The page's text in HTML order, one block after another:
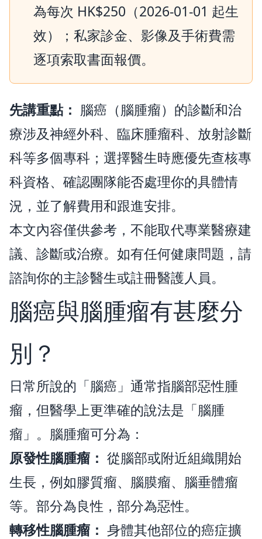
為每次 HK$250（2026-01-01 起生
效）；私家診金、影像及手術費需
逐項索取書面報價。
先講重點： 腦癌（腦腫瘤）的診斷和治
療涉及神經外科、臨床腫瘤科、放射診斷
科等多個專科；選擇醫生時應優先查核專
科資格、確認團隊能否處理你的具體情
況，並了解費用和跟進安排。
本文內容僅供參考，不能取代專業醫療建
議、診斷或治療。如有任何健康問題，請
諮詢你的主診醫生或註冊醫護人員。
腦癌與腦腫瘤有甚麼分
別？
日常所說的「腦癌」通常指腦部惡性腫
瘤，但醫學上更準確的說法是「腦腫
瘤」。腦腫瘤可分為：
原發性腦腫瘤： 從腦部或附近組織開始
生長，例如膠質瘤、腦膜瘤、腦垂體瘤
等。部分為良性，部分為惡性。
轉移性腦腫瘤： 身體其他部位的癌症擴